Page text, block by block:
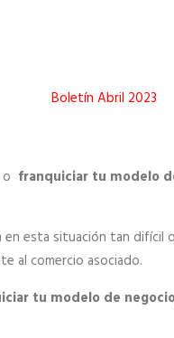
Boletín Abril 2023
o franquiciar tu modelo
en esta situación tan
al comercio asociado.
tu modelo de